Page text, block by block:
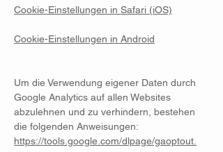
Cookie-Einstellungen in Safari (iOS)
Cookie-Einstellungen in Android
Um die Verwendung eigener Daten durch
Google Analytics auf allen Websites
abzulehnen und zu verhindern, bestehen
die folgenden Anweisungen:
https://tools.google.com/dlpage/gaoptout.